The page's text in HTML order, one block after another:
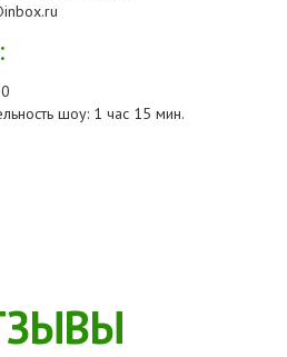
шоу: 1 час 15 мин.